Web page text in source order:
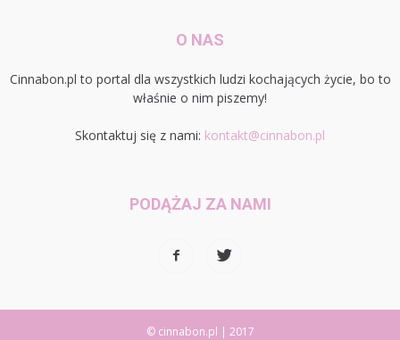
O NAS
Cinnabon.pl to portal dla wszystkich ludzi kochających życie, bo to
właśnie o nim piszemy!
Skontaktuj się z nami: kontakt@cinnabon.pl
PODĄŻAJ ZA NAMI
© cinnabon.pl | 2017